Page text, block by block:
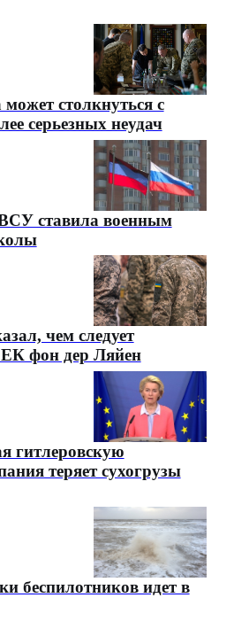
столкнуться с
серьезных неудач
ставила военным
чем следует
ЕК фон дер Ляйен
гитлеровскую
теряет сухогрузы
беспилотников идет в